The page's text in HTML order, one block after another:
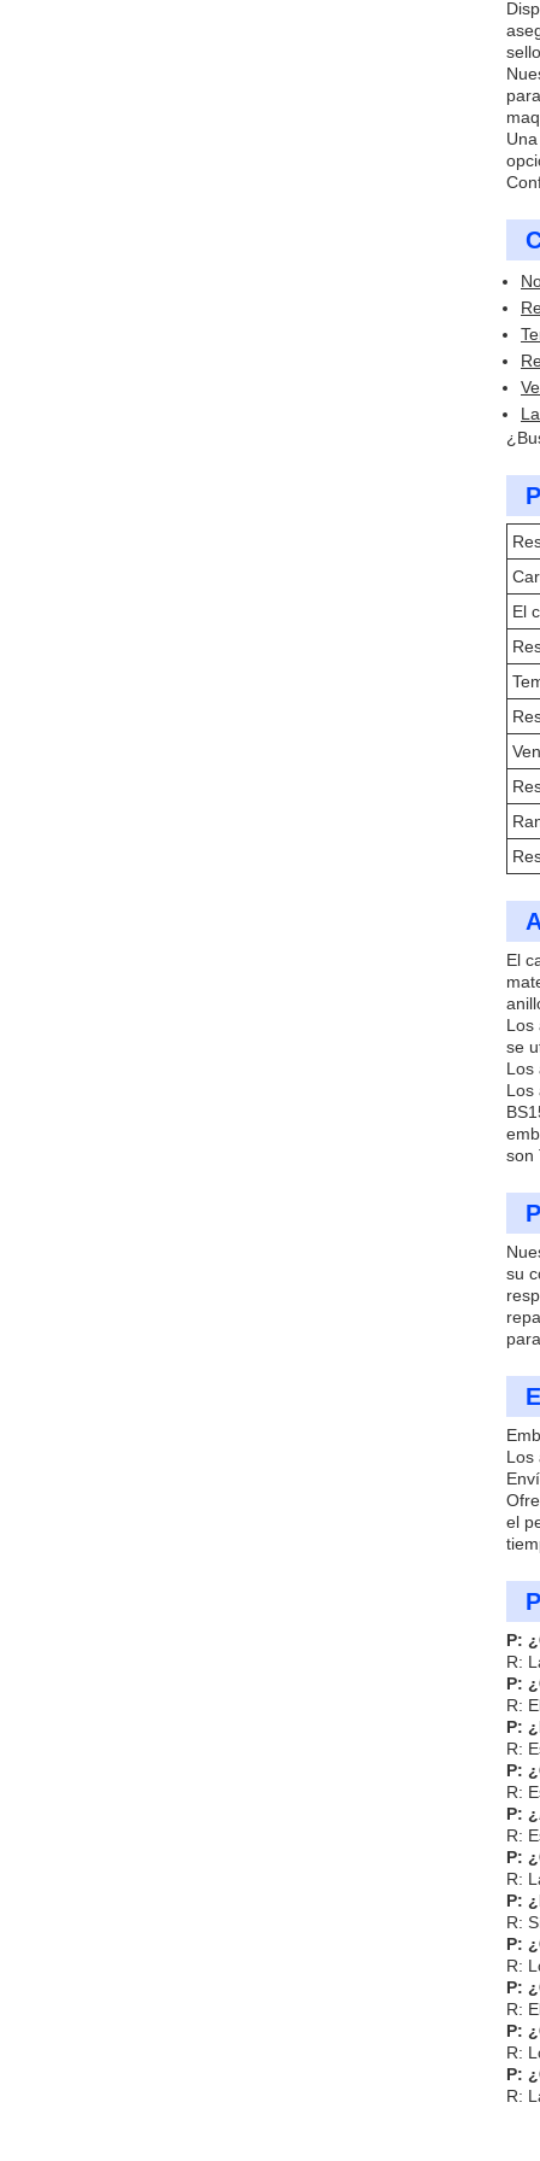
El
El
Los
se
Los
Los
son
su
Los
el
P:
R:
P:
R:
P:
R:
P:
R:
P:
R:
P:
R:
P:
R:
P:
R:
P:
R:
P:
R:
P:
R: